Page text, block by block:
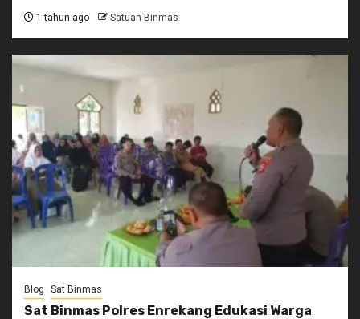
1 tahun ago Satuan Binmas
Blog Sat Binmas
Sat Binmas Polres Enrekang Edukasi Warga